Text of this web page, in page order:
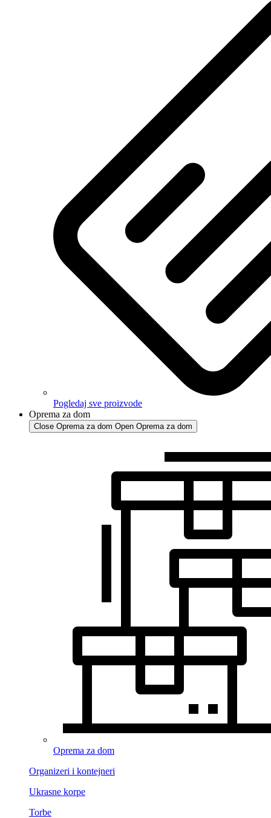
Pogledaj sve proizvode
Oprema za dom
Close Oprema za dom Open Oprema za dom
Oprema za dom
Organizeri i kontejneri
Ukrasne korpe
Torbe